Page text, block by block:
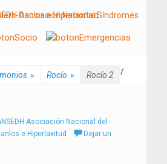
ANSEDH
del Síndrome de Ehlers-Danlos e Hiperlaxitud
» /
Rocío » Rocío 2
Asociación Nacional del
e Hiperlaxitud
Dejar un